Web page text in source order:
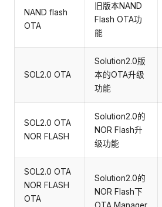
NAND flash
OTA
旧版本NAND
Flash OTA功
能
SOL2.0 OTA
Solution2.0版
本的OTA升级
功能
SOL2.0 OTA
NOR FLASH
Solution2.0的
NOR Flash升
级功能
SOL2.0 OTA
NOR FLASH
OTA
Solution2.0的
NOR Flash下
OTA Manager